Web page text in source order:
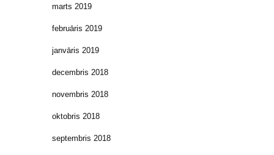
marts 2019
februāris 2019
janvāris 2019
decembris 2018
novembris 2018
oktobris 2018
septembris 2018